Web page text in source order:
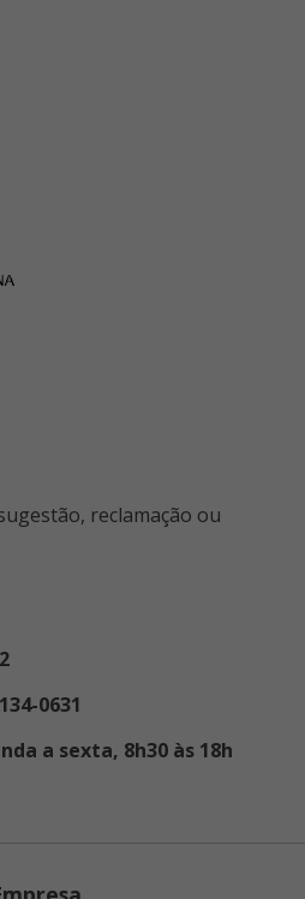
reclamação ou
0631
a sexta, 8h30 às 18h